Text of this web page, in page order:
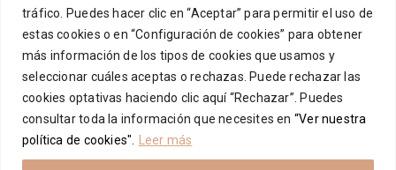
tráfico. Puedes hacer clic en “Aceptar” para permitir el uso de
estas cookies o en “Configuración de cookies” para obtener
más información de los tipos de cookies que usamos y
seleccionar cuáles aceptas o rechazas. Puede rechazar las
cookies optativas haciendo clic aquí “Rechazar”. Puedes
consultar toda la información que necesites en “Ver nuestra
política de cookies" Leer más
© Copyright 2025 LISARDO CASTRO MARTÍN
LISARDO CASTRO MARTÍN, S.L.
CIF B37074465
C/ Filiberto Villalobos, 141
Apartado de Correos Nº 51
37770 – Guijuelo (Salamanca)
Hola
¿En qué podemos ayudarte?